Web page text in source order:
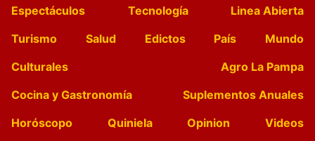
Espectáculos
Tecnología
Linea Abierta
Turismo
Salud Edictos País
Mundo
Culturales
Agro La Pampa
Cocina y Gastronomía
Suplementos Anuales
Horóscopo
Quiniela Opinion
Videos